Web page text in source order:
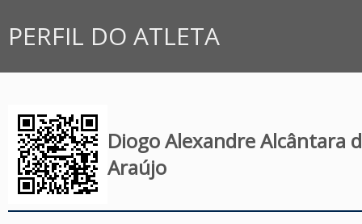
PERFIL DO ATLETA
Diogo Alexandre Alcântara
Araújo